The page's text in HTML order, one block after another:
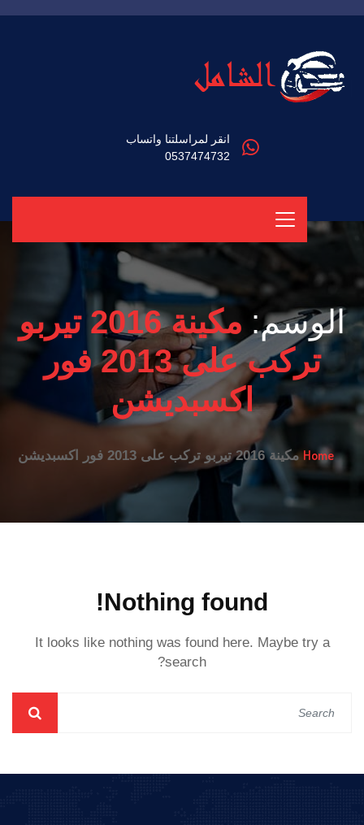
انقر لمراسلتنا واتساب
0537474732
الوسم:
مكينة 2016 تيربو
تركب على 2013 فور
اكسبديشن
Homeمكينة 2016 تيربو تركب على 2013 فور اكسبديشن
Nothing found!
It looks like nothing was found here. Maybe try a
search?